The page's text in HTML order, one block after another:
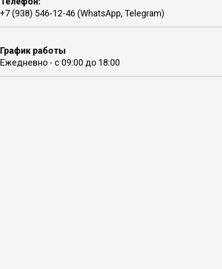
+7 (938) 546-12-46 (WhatsApp, Telegram)
График работы
Ежедневно - с 09:00 до 18:00